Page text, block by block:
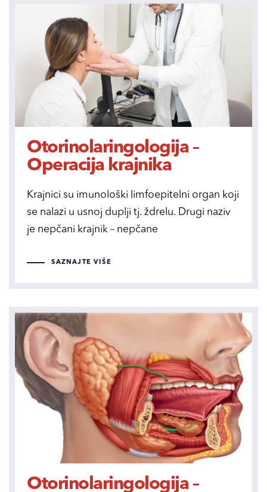
Otorinolaringologija –
Operacija krajnika
Krajnici su imunološki limfoepitelni organ koji
se nalazi u usnoj duplji tj. ždrelu. Drugi naziv
je nepčani krajnik – nepčane
SAZNAJTE VIŠE
Otorinolaringologija –